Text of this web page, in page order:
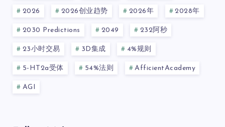
2026 2026创业趋势 2026年 2028年
2030 Predictions 2049 232阿秒
23小时交易 3D集成 4%规则
5-HT2a受体 54%法则 AfficientAcademy
AGI